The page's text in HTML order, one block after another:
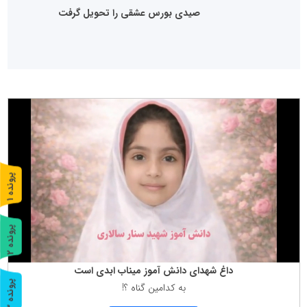
صیدی بورس عشقی را تحویل گرفت
داغ شهدای دانش آموز میناب ابدی است
به كدامین گناه ؟!
پ
ر
و
ن
د
ه
1
پ
ر
و
ن
د
ه
2
پ
3